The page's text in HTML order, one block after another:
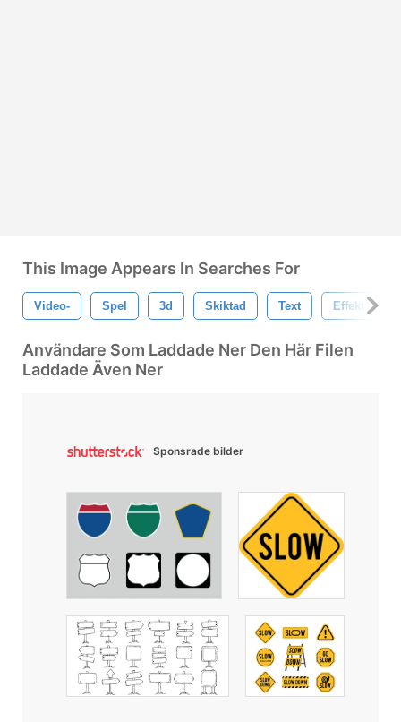
This Image Appears In Searches For
Video- Spel 3d Skiktad Text Effekt
Användare Som Laddade Ner Den Här Filen
Laddade Även Ner
Sponsrade bilder